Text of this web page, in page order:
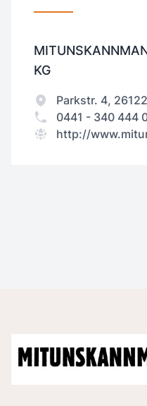
KG
Parkstr. 4,
0441 - 340 444
http://